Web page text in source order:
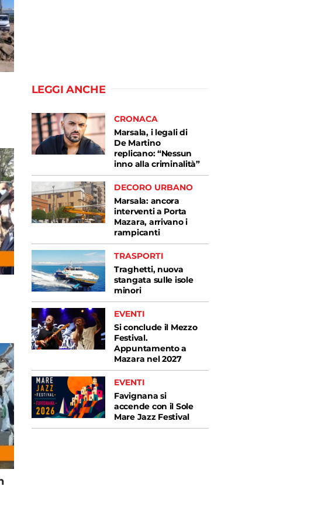
LEGGI ANCHE
CRONACA
Marsala, i legali di
De Martino
replicano: “Nessun
inno alla criminalità”
DECORO URBANO
Marsala: ancora
interventi a Porta
Mazara, arrivano i
rampicanti
TRASPORTI
Traghetti, nuova
stangata sulle isole
minori
EVENTI
Si conclude il Mezzo
Festival.
Appuntamento a
Mazara nel 2027
EVENTI
Favignana si
accende con il Sole
Mare Jazz Festival